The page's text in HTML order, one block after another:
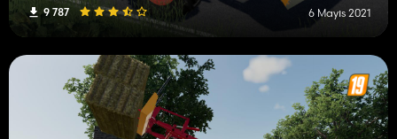
9 787 6 Mayıs 2021